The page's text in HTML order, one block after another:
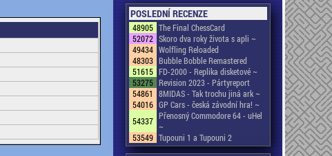
POSLEDNÍ RECENZE
48905 The Final ChessCard
52072 Skoro dva roky života s apli ~
49434 Wolfling Reloaded
48303 Bubble Bobble Remastered
51615 FD-2000 - Replika disketové ~
53275 Revision 2023 - Pártyreport
54861
8MIDAS - Tak trochu jiná ark ~
54016 GP Cars - česká závodní hra! ~
54337 Přenosný Commodore 64 - uHel
~
53549 Tupouni 1 a Tupouni 2